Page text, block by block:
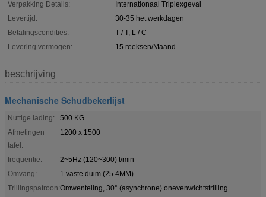
Verpakking Details:
Internationaal Triplexgeval
Levertijd:
30-35 het werkdagen
Betalingscondities:
T / T, L / C
Levering vermogen:
15 reeksen/Maand
beschrijving
Mechanische Schudbekerlijst
Nuttige lading:
500 KG
Afmetingen
tafel:
1200 x 1500
frequentie:
2~5Hz (120~300) t/min
Omvang:
1 vaste duim (25.4MM)
Trillingspatroon:Omwenteling, 30° (asynchrone) onevenwichtstrilling